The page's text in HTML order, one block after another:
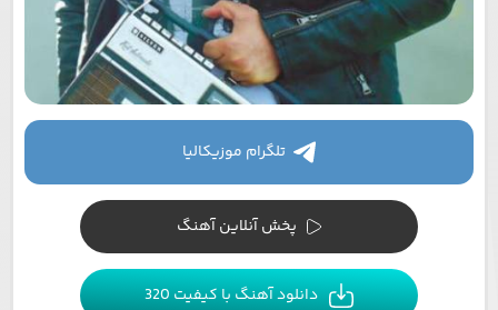
تلگرام موزیکالیا
پخش آنلاین آهنگ
دانلود آهنگ با کیفیت 320